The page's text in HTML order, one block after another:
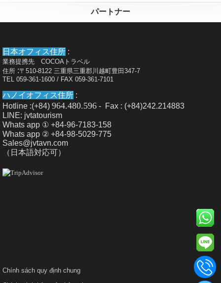
パートナー
日本オフィス住所 :
業務提携先 COCOAトラベル
住所 :〒510-8122 三重県三重郡川越町豊田347-7
TEL 059-361-1600 / FAX 059-361-7101
ハノイオフィス住所 :
Hotline :(+84) 964.480.596 - Fax : (+84)242.214883
LINE: jvtatourism
Whats app ① +84-96-7183-158
Whats app ② +84-98-5029-775
Sales@jvtavn.com
（日本語対応可）
Chính sách quy định chung